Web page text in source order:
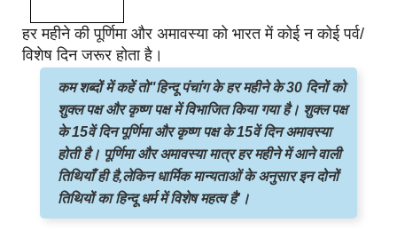
हर महीने की पूर्णिमा और अमावस्या को भारत में कोई न कोई पर्व/
विशेष दिन जरूर होता है।
कम शब्दों में कहें तो"हिन्दू पंचांग के हर महीने के 30 दिनों को
शुक्ल पक्ष और कृष्ण पक्ष में विभाजित किया गया है। शुक्ल पक्ष
के 15वें दिन पूर्णिमा और कृष्ण पक्ष के 15वें दिन अमावस्या
होती है। पूर्णिमा और अमावस्या मात्र हर महीने में आने वाली
तिथियाँ ही है,लेकिन धार्मिक मान्यताओं के अनुसार इन दोनों
तिथियों का हिन्दू धर्म में विशेष महत्व है'।